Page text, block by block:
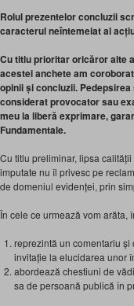
Rolul prezentelor concluzii
caracterul neîntemeiat al
Cu titlu prioritar oricăror alte
acestei anchete am
opinii și concluzii.
considerat provocator sau
meu la liberă exprimare,
Fundamentale.
Cu titlu preliminar, lipsa
imputate nu îl privesc pe
de domeniul evidenței, prin
În cele ce urmează vom arăta,
reprezintă un comentariu
invitație la elucidarea unor
abordează chestiuni de
sa de persoană publică în